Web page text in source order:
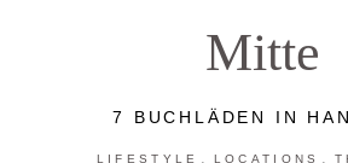
Mitte
7 BUCHLÄDEN IN
LIFESTYLE , LOCATIONS ,